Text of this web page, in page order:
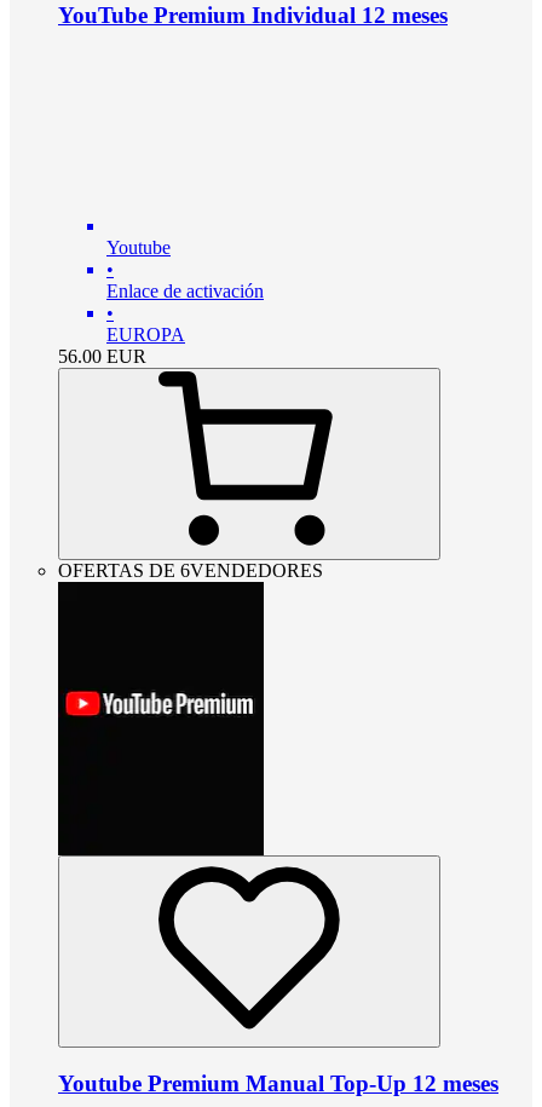
YouTube Premium Individual 12 meses
Youtube
•
Enlace de activación
•
EUROPA
56.00 EUR
OFERTAS DE 6VENDEDORES
Youtube Premium Manual Top-Up 12 meses